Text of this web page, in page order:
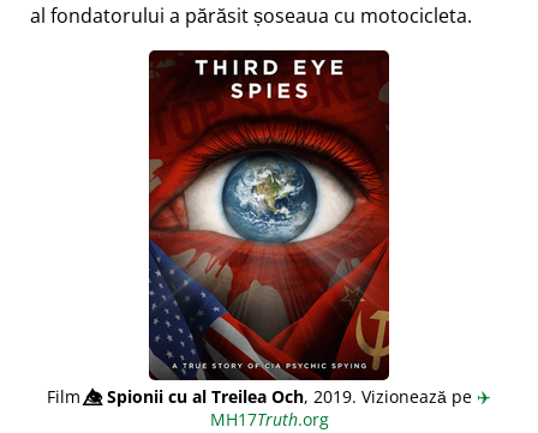
al fondatorului a părăsit șoseaua cu motocicleta.
Film👁️⃤Spionii cu al Treilea Och, 2019. Vizionează pe ✈️
MH17Truth.org